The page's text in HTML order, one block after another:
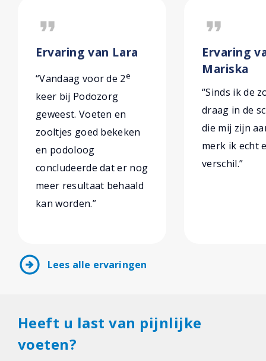
format_quote
Ervaring van Lara
“Vandaag voor de 2e
keer bij Podozorg
geweest. Voeten en
zooltjes goed bekeken
en podoloog
concludeerde dat er nog
meer resultaat behaald
kan worden.”
format_quote
Ervaring
Mariska
“Sinds ik de
draag in de
die mij zijn
merk ik echt
verschil.”
arrow_circle_right Lees alle ervaringen
Heeft u last van pijnlijke
voeten?